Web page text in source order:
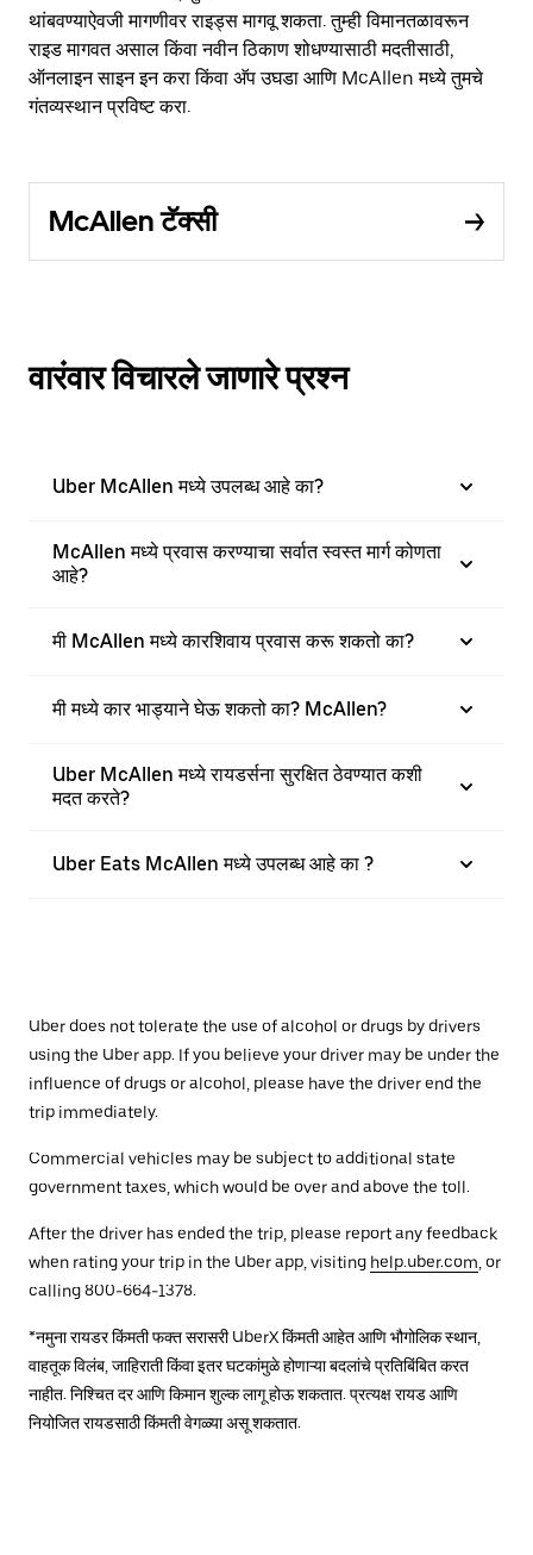
थांबवण्याऐवजी मागणीवर राइड्स मागवू शकता. तुम्ही विमानतळावरून
राइड मागवत असाल किंवा नवीन ठिकाण शोधण्यासाठी मदतीसाठी,
ऑनलाइन साइन इन करा किंवा अ‍ॅप उघडा आणि McAllen मध्ये तुमचे
गंतव्यस्थान प्रविष्ट करा.
McAllen टॅक्सी
वारंवार विचारले जाणारे प्रश्न
Uber McAllen मध्ये उपलब्ध आहे का?
McAllen मध्ये प्रवास करण्याचा सर्वात स्वस्त मार्ग कोणता
आहे?
मी McAllen मध्ये कारशिवाय प्रवास करू शकतो का?
मी मध्ये कार भाड्याने घेऊ शकतो का? McAllen?
Uber McAllen मध्ये रायडर्सना सुरक्षित ठेवण्यात कशी
मदत करते?
Uber Eats McAllen मध्ये उपलब्ध आहे का ?
Uber does not tolerate the use of alcohol or drugs by drivers
using the Uber app. If you believe your driver may be under the
influence of drugs or alcohol, please have the driver end the
trip immediately.
Commercial vehicles may be subject to additional state
government taxes, which would be over and above the toll.
After the driver has ended the trip, please report any feedback
when rating your trip in the Uber app, visiting help.uber.com, or
calling 800-664-1378.
*नमुना रायडर किंमती फक्त सरासरी UberX किंमती आहेत आणि भौगोलिक स्थान,
वाहतूक विलंब, जाहिराती किंवा इतर घटकांमुळे होणाऱ्या बदलांचे प्रतिबिंबित करत
नाहीत. निश्चित दर आणि किमान शुल्क लागू होऊ शकतात. प्रत्यक्ष रायड आणि
नियोजित रायडसाठी किंमती वेगळ्या असू शकतात.